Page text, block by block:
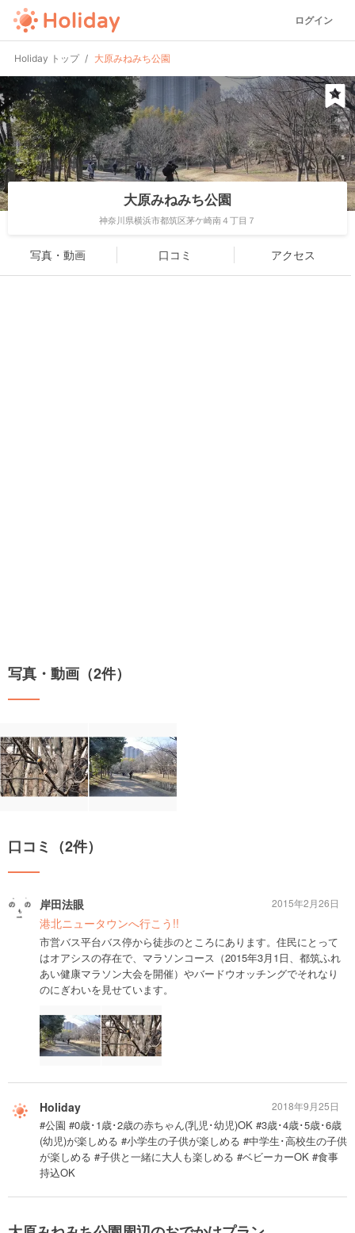
ログイン
Holiday トップ 大原みねみち公園
大原みねみち公園
神奈川県横浜市都筑区茅ケ崎南４丁目７
写真・動画 口コミ アクセス
写真・動画（2件）
口コミ（2件）
岸田法眼
港北ニュータウンへ行こう!!
市営バス平台バス停から徒歩のところにあります。住民にとって
はオアシスの存在で、マラソンコース（2015年3月1日、都筑ふれ
あい健康マラソン大会を開催）やバードウオッチングでそれなり
のにぎわいを見せています。
2015年2月26日
Holiday
#公園 #0歳･1歳･2歳の赤ちゃん(乳児･幼児)OK #3歳･4歳･5歳･6歳
(幼児)が楽しめる #小学生の子供が楽しめる #中学生･高校生の子供
が楽しめる #子供と一緒に大人も楽しめる #ベビーカーOK #食事
持込OK
2018年9月25日